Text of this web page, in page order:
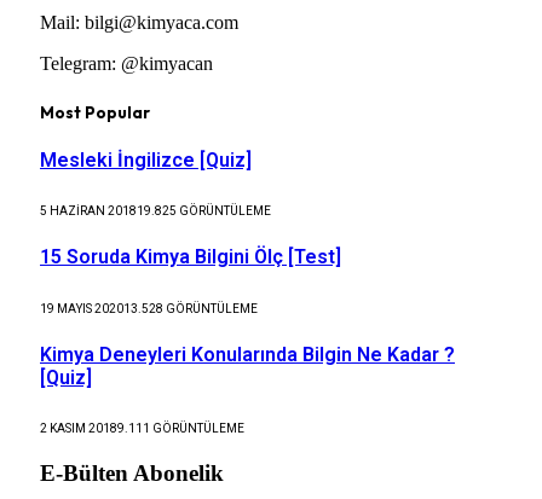
Mail: bilgi@kimyaca.com
Telegram: @kimyacan
Most Popular
Mesleki İngilizce [Quiz]
5 HAZIRAN 201819.825 GÖRÜNTÜLEME
15 Soruda Kimya Bilgini Ölç [Test]
19 MAYIS 202013.528 GÖRÜNTÜLEME
Kimya Deneyleri Konularında Bilgin Ne Kadar ?
[Quiz]
2 KASIM 20189.111 GÖRÜNTÜLEME
E-Bülten Abonelik